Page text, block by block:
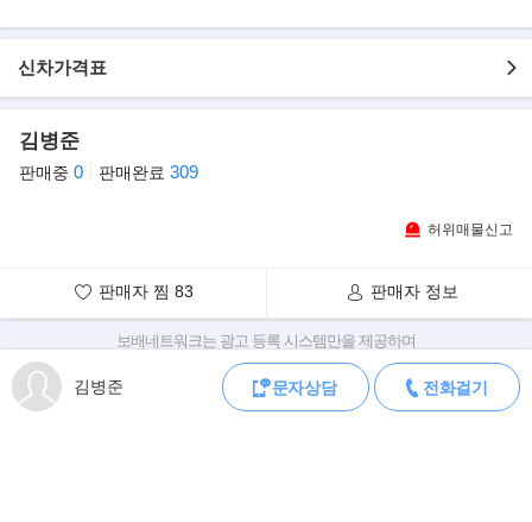
- 116,669km실주행
- 깔끔한 쥐색 바디
- 엔진/미션 상태최상 보유중
- 성능테스트 후 경정비 완료 차량
- 외관 매우 깔끔하며, 실내 및 엔진룸 크리닝 완료
- 엔진/미션은 전혀 걱정 마십시요. 양호한 상태가 아니면 절대 판매
▶옵션 내역
- VSM
- 6스피커
- LED DRL
- 히트펌프
신차가격표
김병준
판매중 0 판매완료 309
허위매물신고
판매자 찜 83 판매자 정보
김병준 문자상담 전화걸기
보배네트워크는 광고 등록 시스템만을 제공하며
판매자가 직접 등록한 내용에 대한 모든 책임은 판매자에게 있습니다.
차량 구매 시 차량등록증, 성능점검기록부, 실제 차량 상태,
차대번호 조회로 직접 정보를 확인하세요.